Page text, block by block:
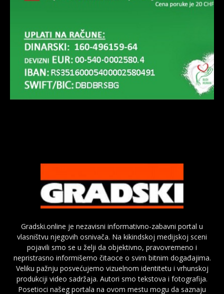
Gradski.online je nezavisni informativno-zabavni portal u
vlasništvu njegovih osnivača. Na kikindskoj medijskoj sceni
pojavili smo se u želji da objektivno, pravovremeno i
nepristrasno informišemo čitaoce o svim bitnim događajima.
Veliku pažnju posvećujemo vizuelnom identitetu i vrhunskoj
produkciji video sadržaja. Autori smo tekstova i fotografija.
Posetioci našeg portala na ovom mestu mogu da saznaju